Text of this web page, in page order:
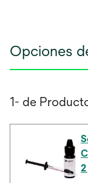
Opciones
1- de
2